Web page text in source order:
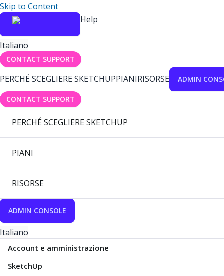
Skip to Content
Help
Italiano
CONTACT SUPPORT
PERCHÉ SCEGLIERE SKETCHUPPIANIRISORSE ADMIN
CONTACT SUPPORT
PERCHÉ SCEGLIERE SKETCHUP
PIANI
RISORSE
ADMIN CONSOLE
Italiano
Account e amministrazione
SketchUp